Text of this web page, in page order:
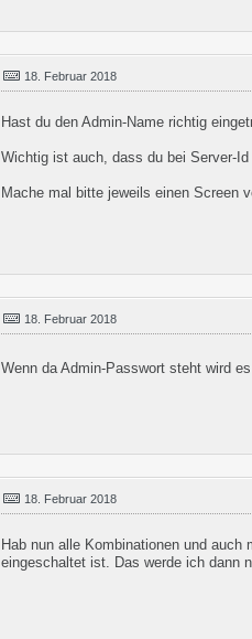
18. Februar 2018
Hast du den Admin-Name richtig
Wichtig ist auch, dass du bei Server-
Mache mal bitte jeweils einen Screen
18. Februar 2018
Wenn da Admin-Passwort steht wird
18. Februar 2018
Hab nun alle Kombinationen und
eingeschaltet ist. Das werde ich dann